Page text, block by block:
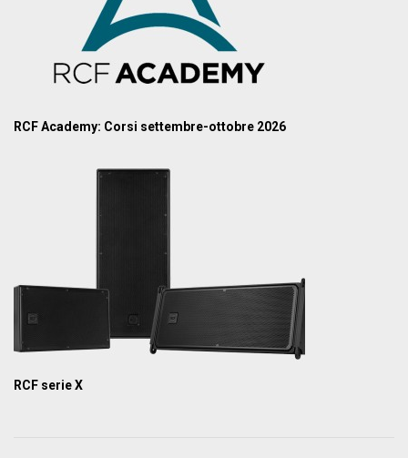
RCF Academy: Corsi settembre-ottobre 2026
RCF serie X